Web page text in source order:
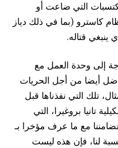
التي ضاعت أو
كاسترو (بما في ذلك دياز
ينبغي قتاله.
إلى وحدة العمل مع
أيضا من أجل الحريات
تلك التي نفذناها قبل
تانيا بروغيرا، التي
مع ما عرف مؤخرا بـ
لنا، فإن هذه ليست